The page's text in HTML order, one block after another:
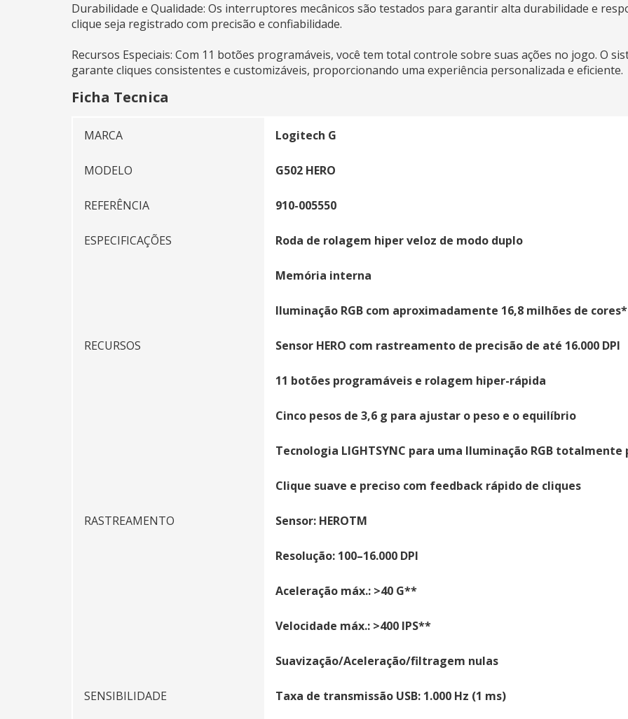
Durabilidade e Qualidade: Os interruptores mecânicos são testados para garantir alta durabilidade e
clique seja registrado com precisão e confiabilidade.
Recursos Especiais: Com 11 botões programáveis, você tem total controle sobre suas ações no jogo. O
garante cliques consistentes e customizáveis, proporcionando uma experiência personalizada e eficiente.
Ficha Tecnica
MARCA Logitech G
MODELO G502 HERO
REFERÊNCIA 910-005550
ESPECIFICAÇÕES Roda de rolagem hiper veloz de modo duplo
Memória interna
Iluminação RGB com aproximadamente 16,8 milhões de cores*
RECURSOS Sensor HERO com rastreamento de precisão de até 16.000 DPI
11 botões programáveis e rolagem hiper-rápida
Cinco pesos de 3,6 g para ajustar o peso e o equilíbrio
Tecnologia LIGHTSYNC para uma Iluminação RGB
Clique suave e preciso com feedback rápido de cliques
RASTREAMENTO Sensor: HEROTM
Resolução: 100–16.000 DPI
Aceleração máx.: >40 G**
Velocidade máx.: >400 IPS**
Suavização/Aceleração/filtragem nulas
SENSIBILIDADE Taxa de transmissão USB: 1.000 Hz (1 ms)